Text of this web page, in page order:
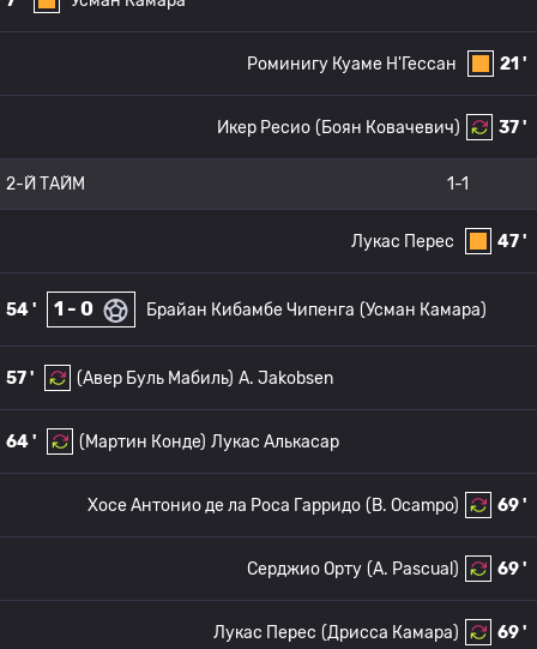
21 '
Роминигу Куаме Н'Гессан
37 '
(Боян Ковачевич)
Икер Ресио
2-Й ТАЙМ 1-1
47 '
Лукас Перес
54 ' 1 - 0 Брайан Кибамбе Чипенга (Усман Камара)
57 ' (Авер Буль Мабиль) A. Jakobsen
64 ' (Мартин Конде) Лукас Алькасар
69 '
(B. Ocampo)
Хосе Антонио де ла Роса Гарридо
69 '
(A. Pascual)
Серджио Орту
69 '
(Дрисса Камара)
Лукас Перес